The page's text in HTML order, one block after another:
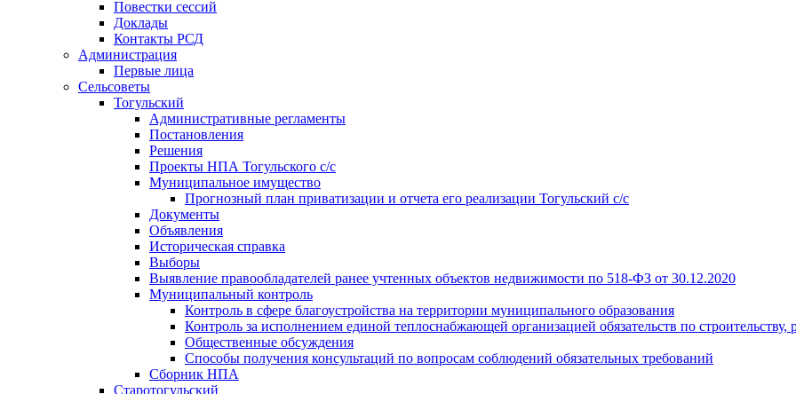
Повестки сессий
Доклады
Контакты РСД
Администрация
Первые лица
Сельсоветы
Тогульский
Административные регламенты
Постановления
Решения
Проекты НПА Тогульского с/с
Муниципальное имущество
Прогнозный план приватизации и отчета его реализации Тогульский с/с
Документы
Объявления
Историческая справка
Выборы
Выявление правообладателей ранее учтенных объектов недвижимости по 518-ФЗ от 30.12.2020
Муниципальный контроль
Контроль в сфере благоустройства на территории муниципального образования
Контроль за исполнением единой теплоснабжающей организацией обязательств по
Общественные обсуждения
Способы получения консультаций по вопросам соблюдений обязательных требований
Сборник НПА
Старотогульский